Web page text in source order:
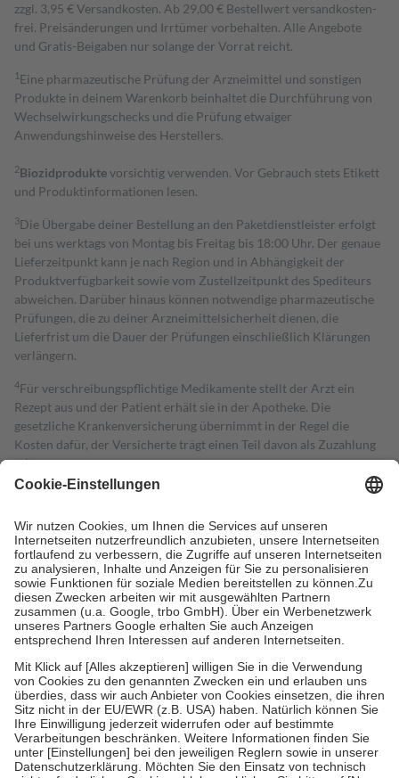
zzgl. 3,95 € Versandkosten. Ab 29,00 € Bestell­wert versand­kosten­
frei. Preisänderungen und Irrtümer vorbehalten. Alle Angebote
und Gratis-Beigaben nur solange der Vorrat reicht.
1 Eine pharmazeutische Prüfung der Arzneimittel und sonstigen
Produkte in deinem Warenkorb beinhaltet die Durchführung von
Wechselwirkungschecks und die Prüfung etwaiger
Anwendungshinweise des Herstellers.
2Biozidproduktevorsichtig verwenden. Vor Gebrauch stets Etikett
und Produktinformationen lesen.
3Die Übergabe deiner Bestellung an den Paketdienstleister erfolgt
bei uns werktags von Montag bis Freitag bis 18:00 Uhr. Der genaue
Lieferzeitpunkt kann je nach Region und in Abhängigkeit der
Produktverfügbarkeit sowie vom Zustellzeitpunkt des Spediteurs
abweichen. Darüber hinaus können notwendige pharmazeutische
Prüfungen, die zu deiner Arzneimittelsicherheit dienen, die
Lieferfrist um die Dauer der Prüfungen einschließlich Klärungen
verlängern.
4Für verschreibungspflichtige Medikamente stellt der Arzt ein
Rezept aus und der Patient erhält sie in der Apotheke. Die
gesetzliche Krankenversicherung übernimmt in der Regel die
Kosten dafür, der Versicherte trägt einen Teil davon als Zuzahlung
mit.
Grundsätzlich leisten Mitglieder Zuzahlungen in Höhe von zehn
höchstens zehn Euro.
Es sind jedoch nie mehr als die tatsächlichen
Kosten der Leistung zu entrichten.
Diese Regeln gelten grundsätzlich auch für Online-Apotheken.
Bei Heilmitteln und häuslicher Krankenpflege beträgt die
Zuzahlung zehn Prozent der Kosten sowie zehn Euro je
Verordnung.
Um das Engagement der Versicherten für ihre eigene Gesundheit zu
stärken und die besondere Stellung der Familie zu unterstützen,
fallenkeine Zuzahlungenan bei:
• Kindern und Jugendlichen bis zum vollendeten 18. Lebensjahr
mit Ausnahme der Fahrkosten
• Untersuchungen zur Vorsorge und Früherkennung, die von der
GKV getragen werden
• empfohlenen Schutzimpfungen